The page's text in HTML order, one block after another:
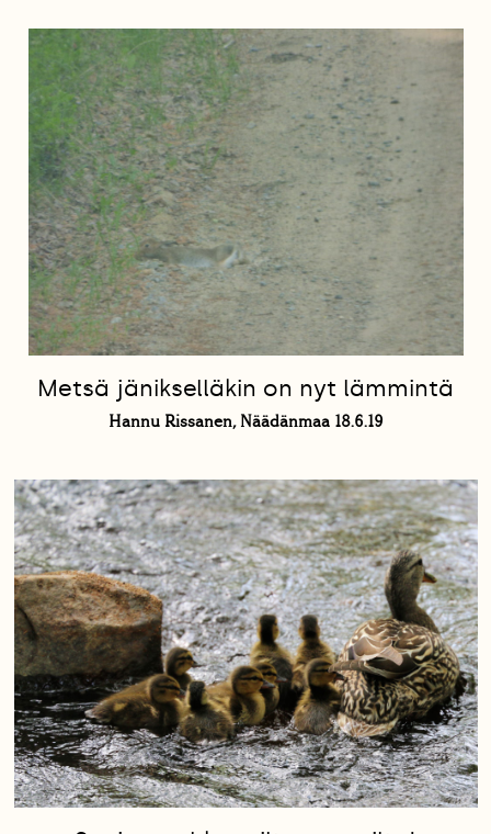
Metsä jänikselläkin on nyt lämmintä
Hannu Rissanen, Näädänmaa 18.6.19